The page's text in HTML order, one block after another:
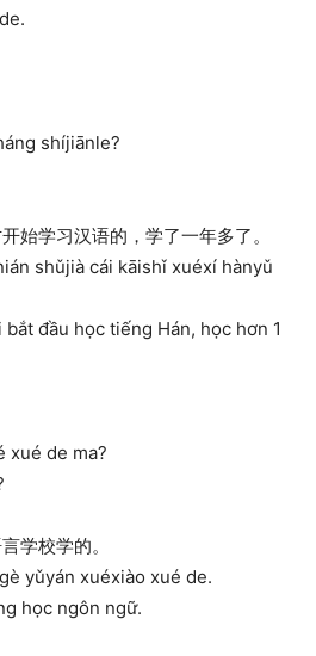
shíjiānle?
始学习汉语的，学了一年多了。
shǔjià cái kāishǐ xuéxí hànyǔ
đầu học tiếng Hán, học hơn 1
xué de ma?
学校学的。
yǔyán xuéxiào xué de.
học ngôn ngữ.